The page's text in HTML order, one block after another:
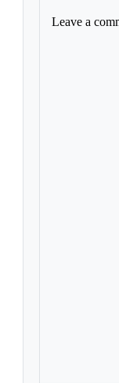
Leave a